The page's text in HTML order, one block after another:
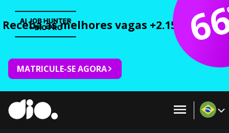
Receba as melhores vagas +2.150 cursos
MATRICULE-SE AGORA